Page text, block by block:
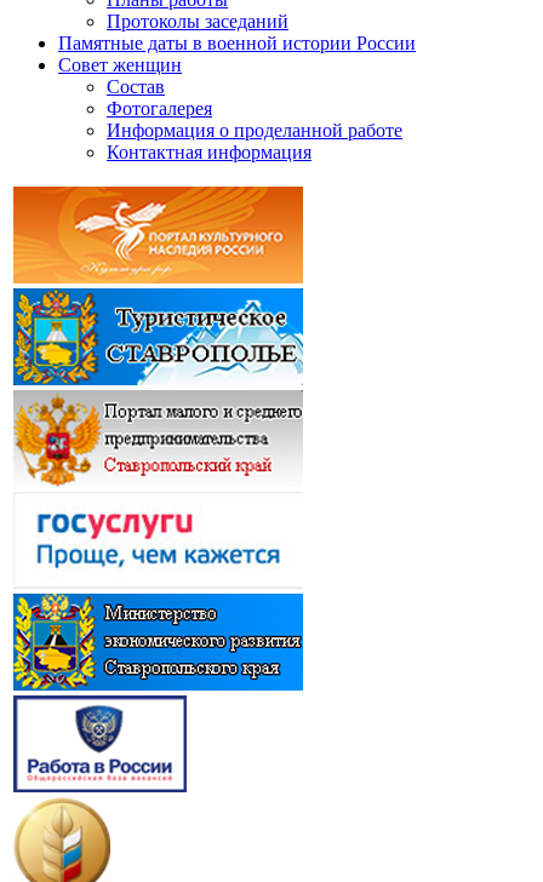
Протоколы заседаний
Памятные даты в военной истории России
Совет женщин
Состав
Фотогалерея
Информация о проделанной работе
Контактная информация